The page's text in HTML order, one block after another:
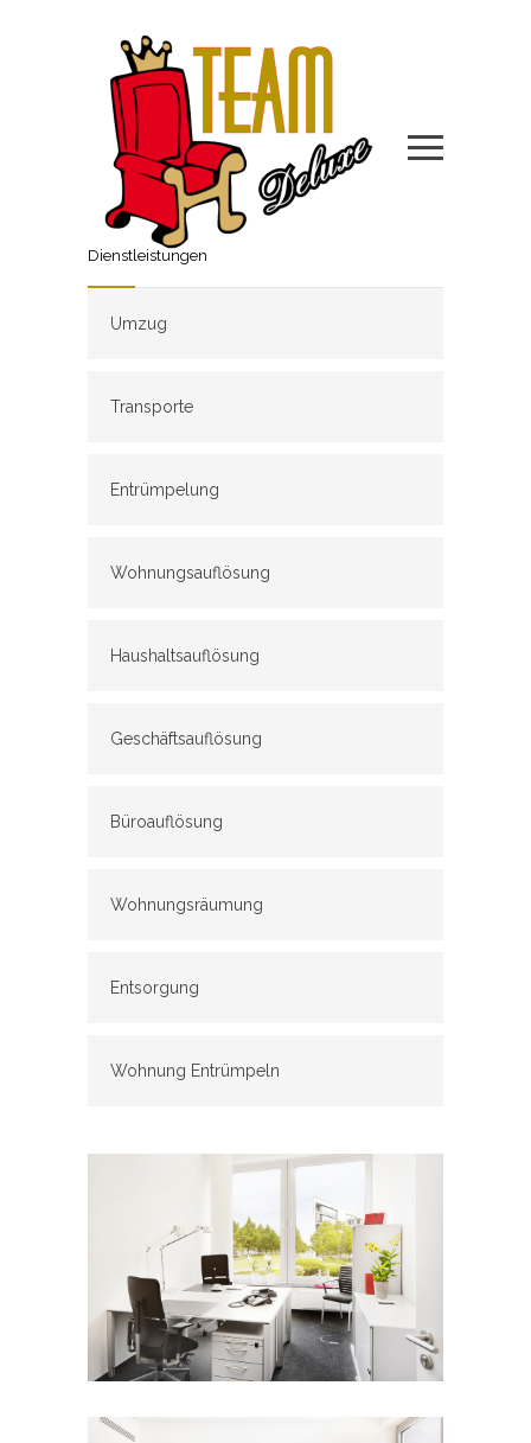
Dienstleistungen
Umzug
Transporte
Entrümpelung
Wohnungsauflösung
Haushaltsauflösung
Geschäftsauflösung
Büroauflösung
Wohnungsräumung
Entsorgung
Wohnung Entrümpeln